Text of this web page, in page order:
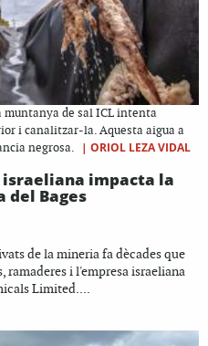
de sal ICL intenta
i canalitzar-la. Aquesta aigua a
negrosa.
| ORIOL LEZA VIDAL
israeliana impacta la
Bages
de la mineria fa dècades que
i l'empresa israeliana
Limited....